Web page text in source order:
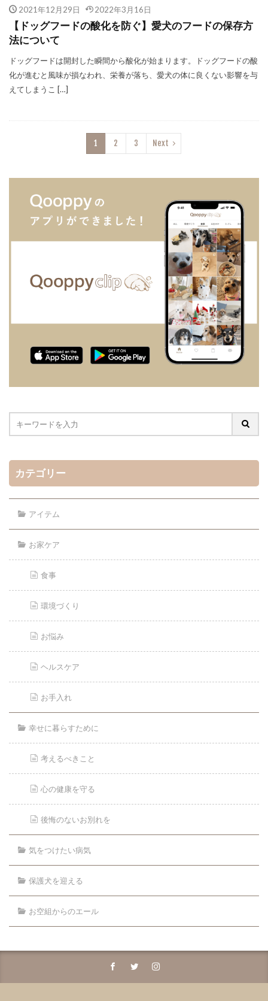
2021年12月29日 2022年3月16日
【ドッグフードの酸化を防ぐ】愛犬のフードの保存方
法について
ドッグフードは開封した瞬間から酸化が始まります。ドッグフードの酸
化が進むと風味が損なわれ、栄養が落ち、愛犬の体に良くない影響を与
えてしまうこ […]
1 2 3 Next
カテゴリー
アイテム
お家ケア
食事
環境づくり
お悩み
ヘルスケア
お手入れ
幸せに暮らすために
考えるべきこと
心の健康を守る
後悔のないお別れを
気をつけたい病気
保護犬を迎える
お空組からのエール